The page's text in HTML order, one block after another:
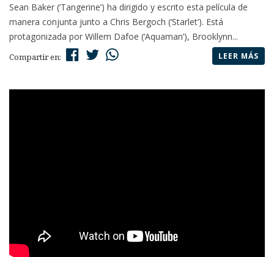
Sean Baker (‘Tangerine’) ha dirigido y escrito esta película de
manera conjunta junto a Chris Bergoch (‘Starlet’). Está
protagonizada por Willem Dafoe (‘Aquaman’), Brooklynn...
Compartir en: LEER MÁS